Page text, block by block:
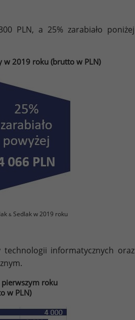
PLN, a 25% zarabiało poniżej
w 2019 roku (brutto w PLN)
& Sedlak w 2019 roku
technologii informatycznych oraz
pierwszym roku
w PLN)